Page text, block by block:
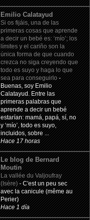
Emilio Calatayud
Si os fijáis, una de las
primeras cosas que aprende
a decir un bebé es: ‘mío’; los
límites y el cariño son la
única forma de que cuando
crezca no siga creyendo que
todo es suyo y haga lo que
sea para conseguirlo-
Buenas, soy Emilio
Calatayud. Entre las
primeras palabras que
aprende a decir un bebé
estarían: mamá, papá, sí, no
y ‘mío’, todo es suyo,
incluidos, sobre ...
Hace 17 horas
Le blog de Bernard
Moutin
La vallée du Valjoufray
(Isère)-C'est un peu sec
avec la canicule (même au
Perier)
Hace 1 día